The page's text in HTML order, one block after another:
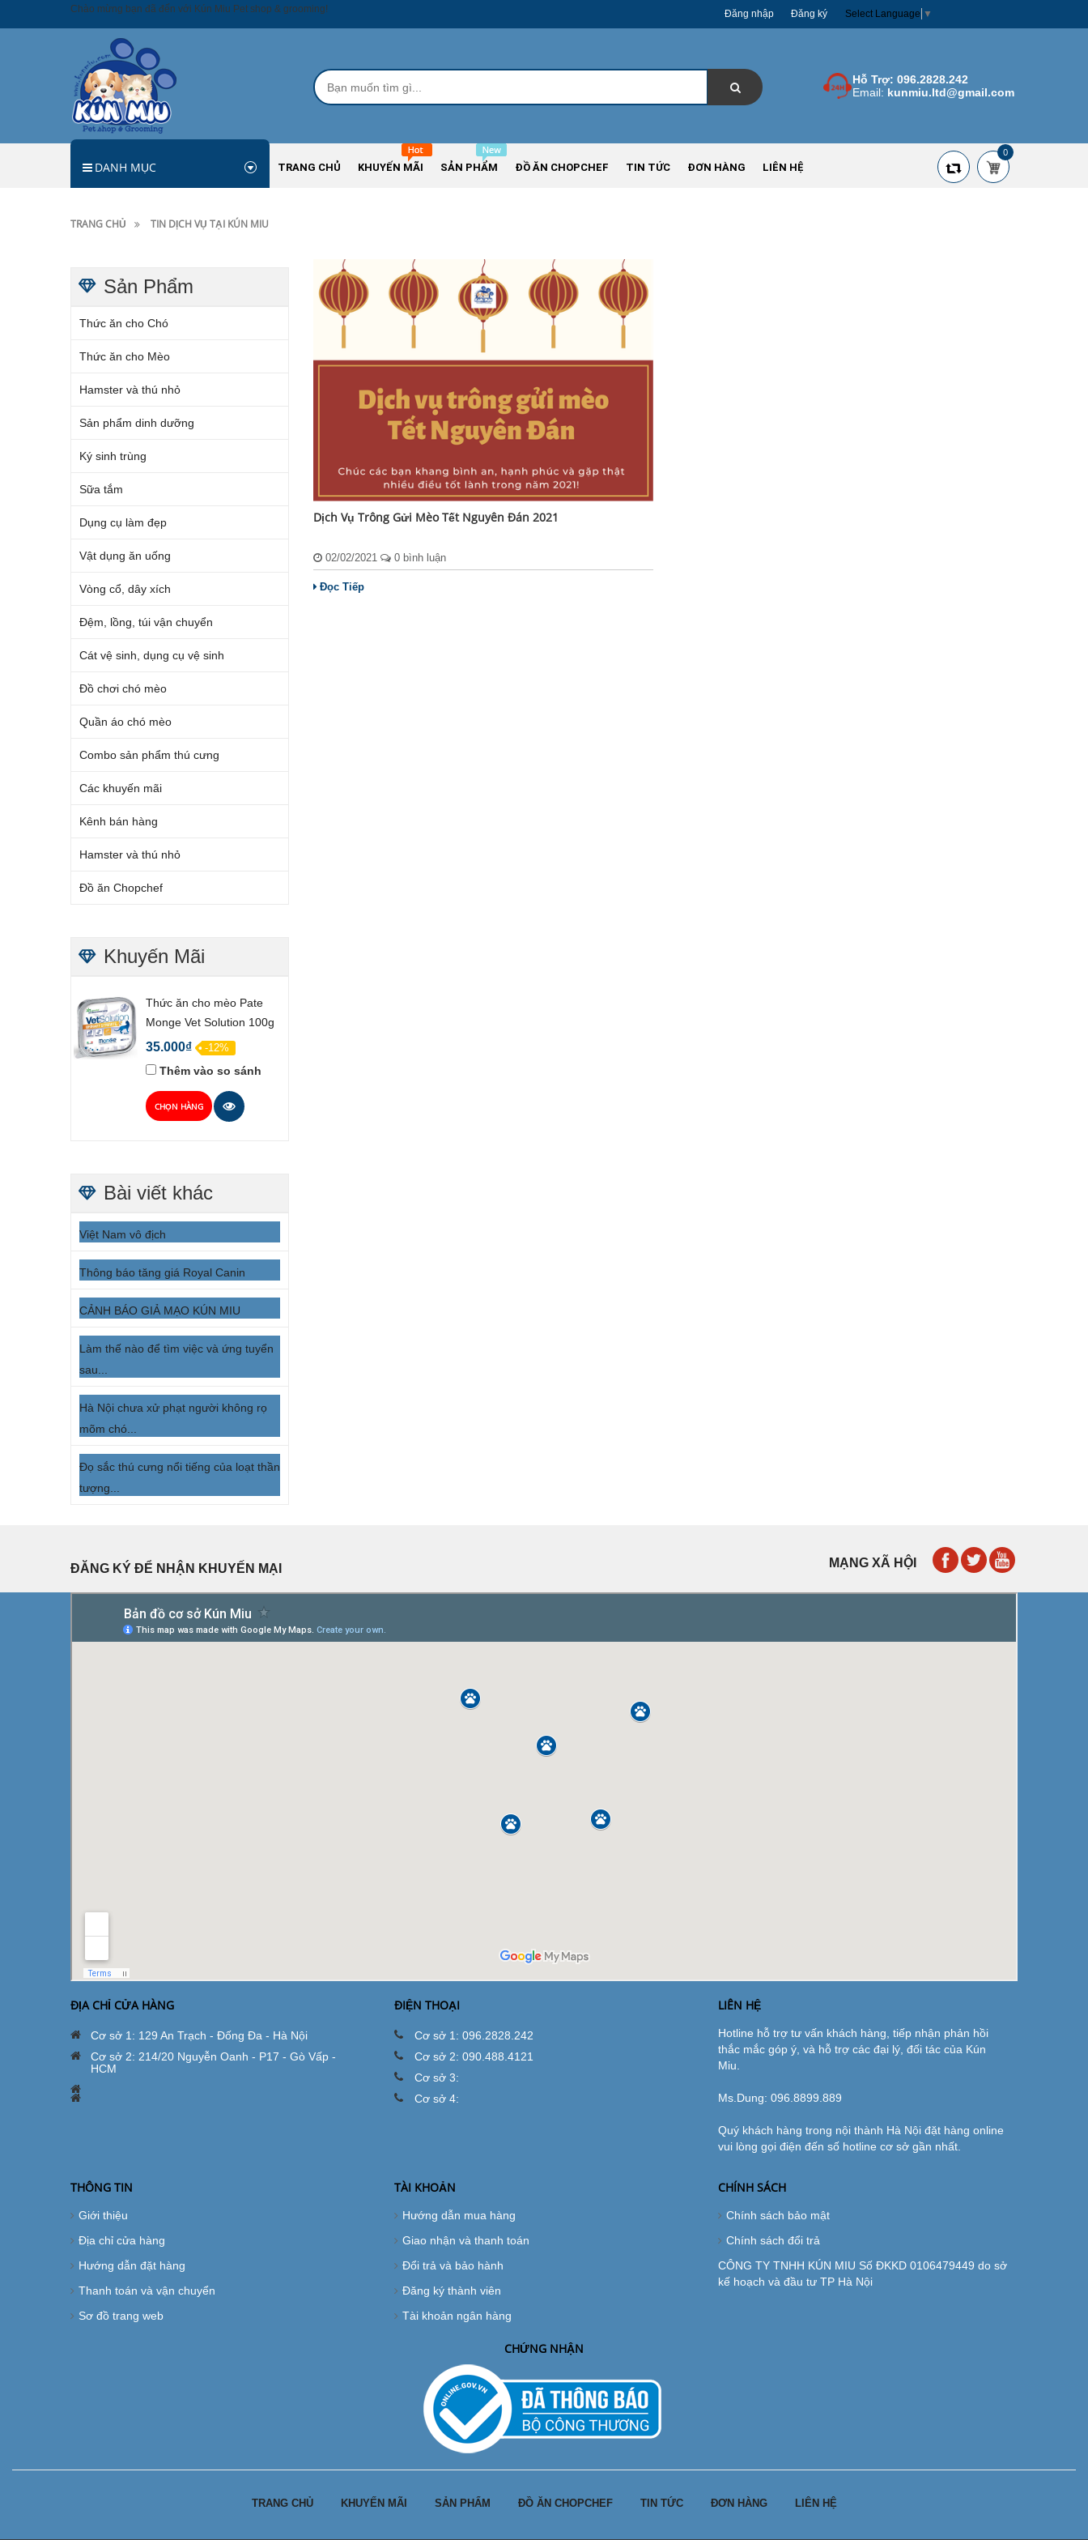
Chào mừng bạn đã đến với Kún Miu Pet shop & grooming! Đăng nhập Đăng ký Select Language ▼
Hỗ Trợ: 096.2828.242
Email: kunmiu.ltd@gmail.com
DANH MỤC TRANG CHỦ KHUYẾN MÃI SẢN PHẨM ĐỒ ĂN CHOPCHEF TIN TỨC ĐƠN HÀNG LIÊN HỆ
0
TRANG CHỦ TIN DỊCH VỤ TẠI KÚN MIU
Sản Phẩm
Thức ăn cho Chó
Thức ăn cho Mèo
Hamster và thú nhỏ
Sản phẩm dinh dưỡng
Ký sinh trùng
Sữa tắm
Dụng cụ làm đẹp
Vật dụng ăn uống
Vòng cổ, dây xích
Đệm, lồng, túi vận chuyển
Cát vệ sinh, dụng cụ vệ sinh
Đồ chơi chó mèo
Quần áo chó mèo
Combo sản phẩm thú cưng
Các khuyến mãi
Kênh bán hàng
Hamster và thú nhỏ
Đồ ăn Chopchef
Khuyến Mãi
Thức ăn cho mèo Pate
Monge Vet Solution 100g
35.000₫ -12%
Thêm vào so sánh
CHỌN HÀNG
Bài viết khác
Việt Nam vô địch
Thông báo tăng giá Royal Canin
CẢNH BÁO GIẢ MẠO KÚN MIU
Làm thế nào để tìm việc và ứng tuyển
sau...
Hà Nội chưa xử phạt người không rọ
mõm chó...
Đọ sắc thú cưng nổi tiếng của loạt thần
tượng...
Dịch Vụ Trông Gửi Mèo Tết Nguyên Đán 2021
02/02/2021 0 bình luận
Đọc Tiếp
ĐĂNG KÝ ĐỂ NHẬN KHUYẾN MẠI MẠNG XÃ HỘI
ĐỊA CHỈ CỬA HÀNG
Cơ sở 1: 129 An Trạch - Đống Đa - Hà Nội
Cơ sở 2: 214/20 Nguyễn Oanh - P17 - Gò Vấp -
HCM
ĐIỆN THOẠI
Cơ sở 1: 096.2828.242
Cơ sở 2: 090.488.4121
Cơ sở 3:
Cơ sở 4:
LIÊN HỆ
Hotline hỗ trợ tư vấn khách hàng, tiếp nhận phản hồi
thắc mắc góp ý, và hỗ trợ các đại lý, đối tác của Kún
Miu.
Ms.Dung: 096.8899.889
Quý khách hàng trong nội thành Hà Nội đặt hàng online
vui lòng gọi điện đến số hotline cơ sở gần nhất.
THÔNG TIN
Giới thiệu
Địa chỉ cửa hàng
Hướng dẫn đặt hàng
Thanh toán và vận chuyển
Sơ đồ trang web
TÀI KHOẢN
Hướng dẫn mua hàng
Giao nhận và thanh toán
Đổi trả và bảo hành
Đăng ký thành viên
Tài khoản ngân hàng
CHÍNH SÁCH
Chính sách bảo mật
Chính sách đổi trả
CÔNG TY TNHH KÚN MIU Số ĐKKD 0106479449 do sở
kế hoạch và đầu tư TP Hà Nội
CHỨNG NHẬN
TRANG CHỦ KHUYẾN MÃI SẢN PHẨM ĐỒ ĂN CHOPCHEF TIN TỨC ĐƠN HÀNG LIÊN HỆ